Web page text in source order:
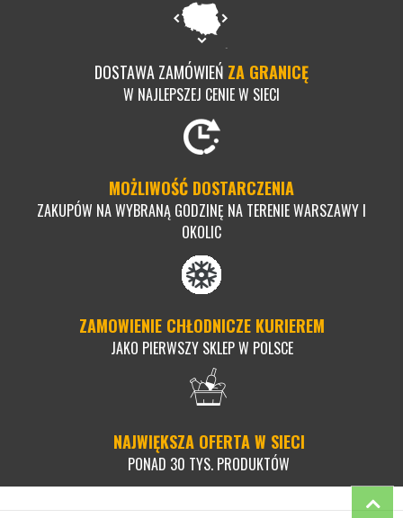
DOSTAWA ZAMÓWIEŃ ZA GRANICĘ
W NAJLEPSZEJ CENIE W SIECI
MOŻLIWOŚĆ DOSTARCZENIA
ZAKUPÓW NA WYBRANĄ GODZINĘ NA TERENIE WARSZAWY I
OKOLIC
ZAMOWIENIE CHŁODNICZE KURIEREM
JAKO PIERWSZY SKLEP W POLSCE
NAJWIĘKSZA OFERTA W SIECI
PONAD 30 TYS. PRODUKTÓW